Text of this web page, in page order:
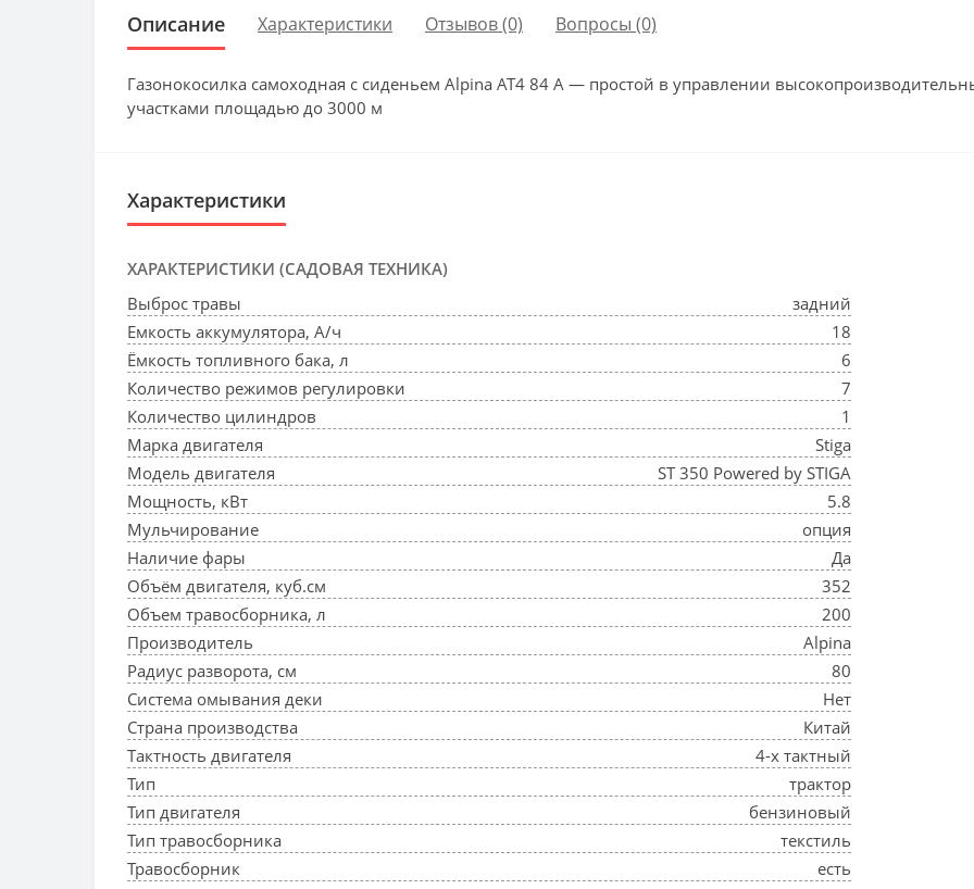
Описание Характеристики Отзывов (0) Вопросы (0)
Газонокосилка самоходная с сиденьем Alpina AT4 84 A — простой в управлении
участками площадью до 3000 м
Характеристики
ХАРАКТЕРИСТИКИ (САДОВАЯ ТЕХНИКА)
Выброс травы
задний
Емкость аккумулятора, А/ч
18
Ёмкость топливного бака, л
6
Количество режимов регулировки
7
Количество цилиндров
1
Марка двигателя
Stiga
Модель двигателя
ST 350 Powered by STIGA
Мощность, кВт
5.8
Мульчирование
опция
Наличие фары
Да
Объём двигателя, куб.см
352
Объем травосборника, л
200
Производитель
Alpina
Радиус разворота, см
80
Система омывания деки
Нет
Страна производства
Китай
Тактность двигателя
4-х тактный
Тип
трактор
Тип двигателя
бензиновый
Тип травосборника
текстиль
Травосборник
есть